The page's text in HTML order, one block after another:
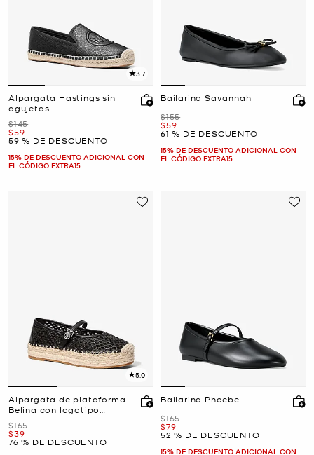
3.7
Alpargata Hastings sin
agujetas
Era
$145
Ahora
$59
59 % DE DESCUENTO
15% DE DESCUENTO ADICIONAL CON
EL CÓDIGO EXTRA15
Bailarina Savannah
Era
$155
Ahora
$59
61 % DE DESCUENTO
15% DE DESCUENTO ADICIONAL CON
EL CÓDIGO EXTRA15
5.0
Alpargata de plataforma
Belina con logotipo
exclusivo
Era
$165
Ahora
$39
76 % DE DESCUENTO
Bailarina Phoebe
Era
$165
Ahora
$79
52 % DE DESCUENTO
15% DE DESCUENTO ADICIONAL CON